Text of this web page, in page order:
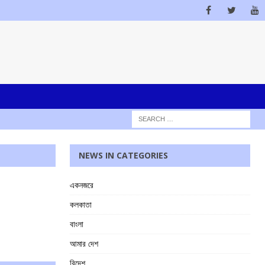
NEWS IN CATEGORIES
একনজরে
কলকাতা
বাংলা
আমার দেশ